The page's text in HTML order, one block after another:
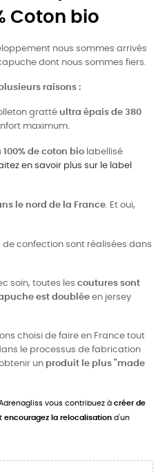
Coton bio
nous sommes arrivés
dont nous sommes fiers.
raisons :
gratté ultra épais de 380
maximum.
100% de coton bio labellisé
en savoir plus sur le label
le nord de la France. Et oui,
confection sont réalisées dans
soin, toutes les coutures sont
est doublée en jersey
choisi de faire en France tout
le processus de fabrication
un produit le plus "made
vous contribuez à créer de
encouragez la relocalisation d'un